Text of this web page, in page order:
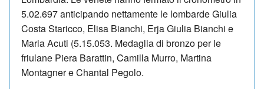
5.02.697 anticipando nettamente le lombarde Giulia
Costa Staricco, Elisa Bianchi, Erja Giulia Bianchi e
Maria Acuti (5.15.053. Medaglia di bronzo per le
friulane Piera Barattin, Camilla Murro, Martina
Montagner e Chantal Pegolo.